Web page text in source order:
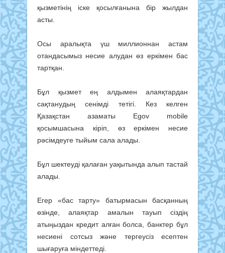
қызметінің іске қосылғанына бір жылдан
асты.
Осы аралықта үш миллионнан астам
отандасымыз несие алудан өз еркімен бас
тартқан.
Бұл қызмет ең алдымен алаяқтардан
сақтанудың сенімді тетігі. Кез келген
Қазақстан азаматы Egov mobile
қосымшасына кіріп, өз еркімен несие
рәсімдеуге тыйым сала алады.
Бұл шектеуді қалаған уақытында алып тастай
алады.
Егер «бас тарту» батырмасын басқанның
өзінде, алаяқтар амалын тауып сіздің
атыңыздан кредит алған болса, банктер бұл
несиені сотсыз және тергеусіз есептен
шығаруға міндеттеді.